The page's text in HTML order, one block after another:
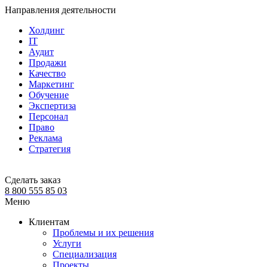
Направления деятельности
Холдинг
IT
Аудит
Продажи
Качество
Маркетинг
Обучение
Экспертиза
Персонал
Право
Реклама
Стратегия
Сделать заказ
8 800 555 85 03
Меню
Клиентам
Проблемы и их решения
Услуги
Специализация
Проекты